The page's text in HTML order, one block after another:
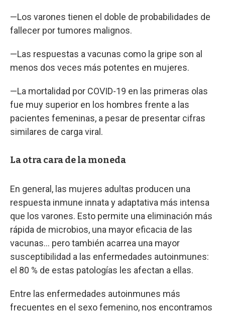
—Los varones tienen el doble de probabilidades de
fallecer por tumores malignos.
—Las respuestas a vacunas como la gripe son al
menos dos veces más potentes en mujeres.
—La mortalidad por COVID-19 en las primeras olas
fue muy superior en los hombres frente a las
pacientes femeninas, a pesar de presentar cifras
similares de carga viral.
La otra cara de la moneda
En general, las mujeres adultas producen una
respuesta inmune innata y adaptativa más intensa
que los varones. Esto permite una eliminación más
rápida de microbios, una mayor eficacia de las
vacunas… pero también acarrea una mayor
susceptibilidad a las enfermedades autoinmunes:
el 80 % de estas patologías les afectan a ellas.
Entre las enfermedades autoinmunes más
frecuentes en el sexo femenino, nos encontramos